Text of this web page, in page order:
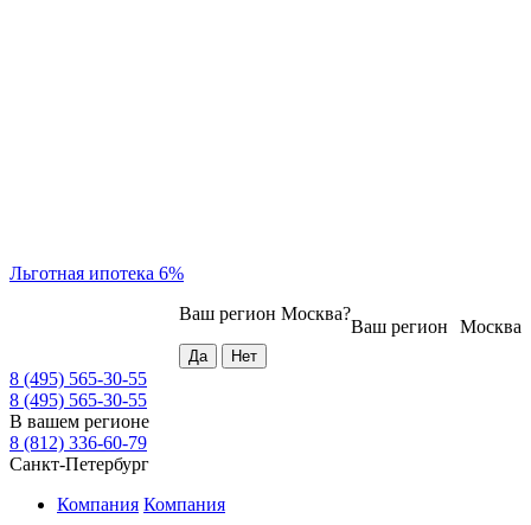
Льготная ипотека 6%
Москва
Ваш регион
Ваш регион Москва?
8 (495) 565-30-55
8 (495) 565-30-55
В вашем регионе
8 (812) 336-60-79
Санкт-Петербург
Компания Компания